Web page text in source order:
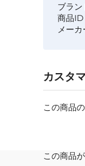
ブラン
商品ID
メー
カスタ
この商品
この商品